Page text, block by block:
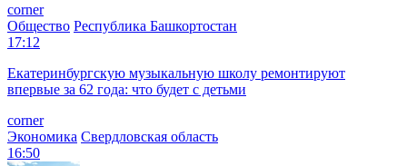
corner
Общество Республика Башкортостан
17:12
Екатеринбургскую музыкальную школу ремонтируют
впервые за 62 года: что будет с детьми
corner
Экономика Свердловская область
16:50